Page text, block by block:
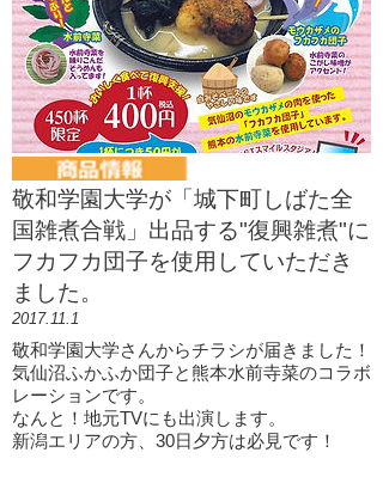
敬和学園大学が「城下町しばた全
国雑煮合戦」出品する"復興雑煮"に
フカフカ団子を使用していただき
ました。
2017.11.1
敬和学園大学さんからチラシが届きました！
気仙沼ふかふか団子と熊本水前寺菜のコラボ
レーションです。
なんと！地元TVにも出演します。
新潟エリアの方、30日夕方は必見です！